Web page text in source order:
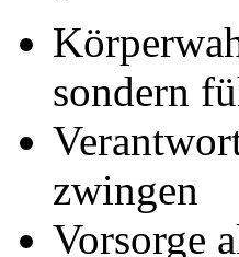
sondern
zwingen
Vorsorge